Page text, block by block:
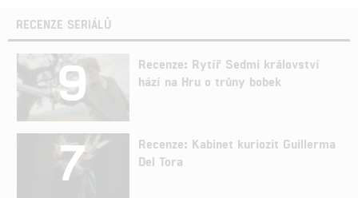
RECENZE SERIÁLŮ
9
Recenze: Rytíř Sedmi království
hází na Hru o trůny bobek
7
Recenze: Kabinet kuriozit Guillerma
Del Tora